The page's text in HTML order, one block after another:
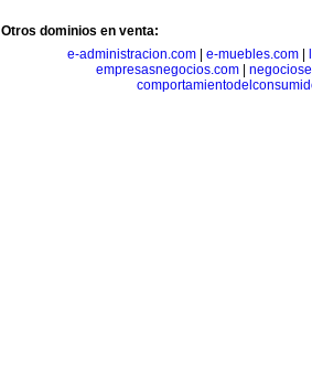
Otros dominios en venta:
e-administracion.com| e-muebles.com|
empresasnegocios.com|